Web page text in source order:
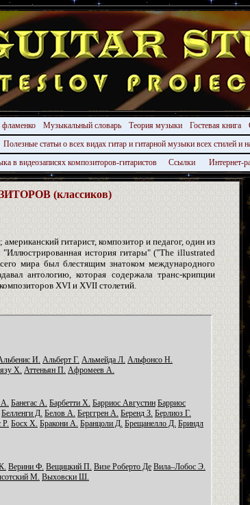
фламенко Музыкальный словарь Теория музыки Гостевая книга
Полезные статьи о всех видах гитар и гитарной музыки всех стилей и
в видеозаписях композиторов-гитаристов Ссылки Интернет-
(классиков)
гитарист, композитор и педагог, один из
история гитары" ("The illustrated
мира был блестящим знатоком международного
антологию, которая содержала транс-крипции
XVI и XVII столетий.